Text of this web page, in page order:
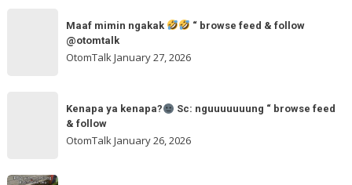
Maaf mimin ngakak
“ browse feed & follow
@otomtalk
OtomTalkJanuary 27, 2026
Sc:
Kenapa ya kenapa?
Sc: nguuuuuuung “ browse feed
& follow
OtomTalkJanuary 26, 2026